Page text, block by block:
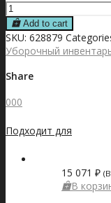
Ведро
Twinmop
на
15
литров,
Синее
Add to cart
SKU: 628879
Уборочный
Share
000
Подходит для
15 071 ₽
В